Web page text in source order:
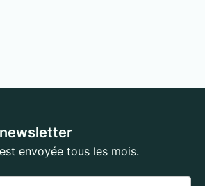
envoyée tous les mois.